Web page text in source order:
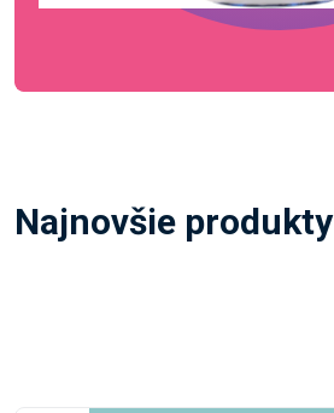
Najnovšie produkty